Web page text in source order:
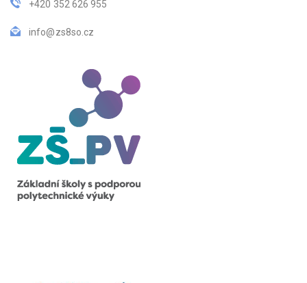
+420 352 626 955
info@zs8so.cz